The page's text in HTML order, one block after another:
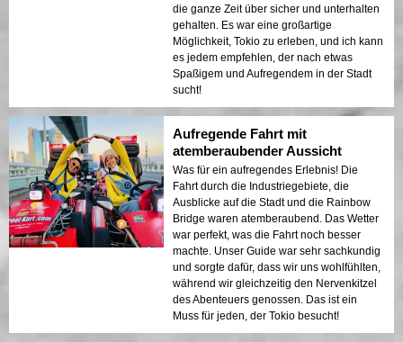
die ganze Zeit über sicher und unterhalten
gehalten. Es war eine großartige
Möglichkeit, Tokio zu erleben, und ich kann
es jedem empfehlen, der nach etwas
Spaßigem und Aufregendem in der Stadt
sucht!
Aufregende Fahrt mit
atemberaubender Aussicht
Was für ein aufregendes Erlebnis! Die
Fahrt durch die Industriegebiete, die
Ausblicke auf die Stadt und die Rainbow
Bridge waren atemberaubend. Das Wetter
war perfekt, was die Fahrt noch besser
machte. Unser Guide war sehr sachkundig
und sorgte dafür, dass wir uns wohlfühlten,
während wir gleichzeitig den Nervenkitzel
des Abenteuers genossen. Das ist ein
Muss für jeden, der Tokio besucht!